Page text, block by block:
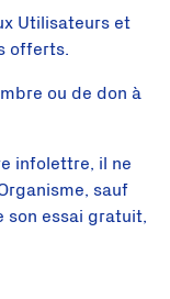
Utilisateurs et
offerts.
ou de don à
infolettre, il ne
sauf
son essai gratuit,